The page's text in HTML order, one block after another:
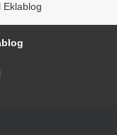
Eklablog